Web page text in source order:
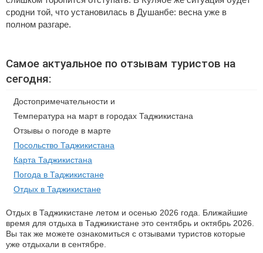
сродни той, что установилась в Душанбе: весна уже в
полном разгаре.
Самое актуальное по отзывам туристов на
сегодня:
Достопримечательности и
Температура на март в городах Таджикистана
Отзывы о погоде в марте
Посольство Таджикистана
Карта Таджикистана
Погода в Таджикистане
Отдых в Таджикистане
Отдых в Таджикистане летом и осенью 2026 года. Ближайшие
время для отдыха в Таджикистане это сентябрь и октябрь 2026.
Вы так же можете ознакомиться с отзывами туристов которые
уже отдыхали в сентябре.